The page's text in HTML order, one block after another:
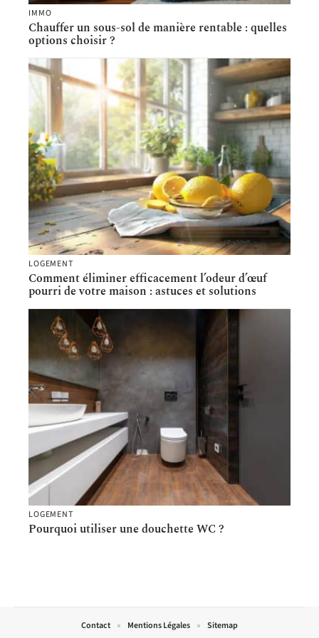
IMMO
Chauffer un sous-sol de manière rentable : quelles
options choisir ?
LOGEMENT
Comment éliminer efficacement l’odeur d’œuf
pourri de votre maison : astuces et solutions
LOGEMENT
Pourquoi utiliser une douchette WC ?
Contact Mentions Légales Sitemap